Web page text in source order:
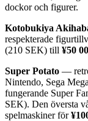
dockor och figurer.
Kotobukiya
respekterade
(210 SEK) till ¥50
Super Potato —
Nintendo, Sega
fungerande Super
SEK). Den översta
spelmaskiner för